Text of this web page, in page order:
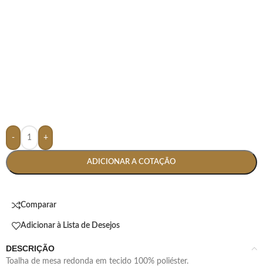
- +
ADICIONAR A COTAÇÃO
Comparar
Adicionar à Lista de Desejos
DESCRIÇÃO
toalha de mesa redonda em tecido 100% poliéster.